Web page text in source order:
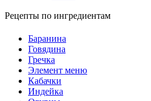
Рецепты по ингредиентам
Баранина
Говядина
Гречка
Элемент меню
Кабачки
Индейка